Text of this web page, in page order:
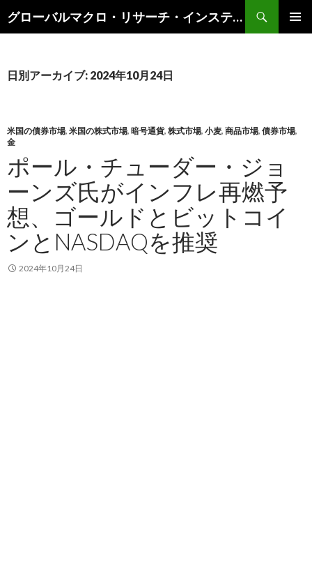
グローバルマクロ・リサーチ・インスティテュート
索
ン
キ
ッ
日別アーカイブ: 2024年10月24日
米国の債券市場, 米国の株式市場, 暗号通貨, 株式市場, 小麦, 商品市場, 債券市場,
金
ポール・チューダー・ジョ
ーンズ氏がインフレ再燃予
想、ゴールドとビットコイ
ンとNASDAQを推奨
2024年10月24日